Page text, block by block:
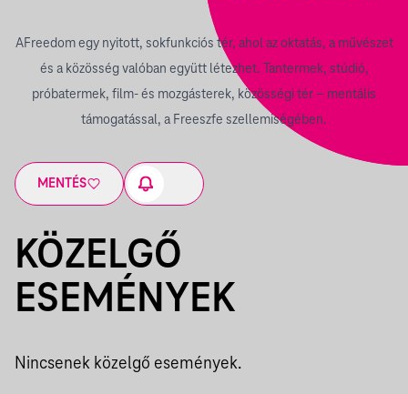
AFreedom egy nyitott, sokfunkciós tér, ahol az oktatás, a művészet
és a közösség valóban együtt létezhet. Tantermek, stúdió,
próbatermek, film- és mozgásterek, közösségi tér – mentális
támogatással, a Freeszfe szellemiségében.
MENTÉS
KÖZELGŐ
ESEMÉNYEK
Nincsenek közelgő események.